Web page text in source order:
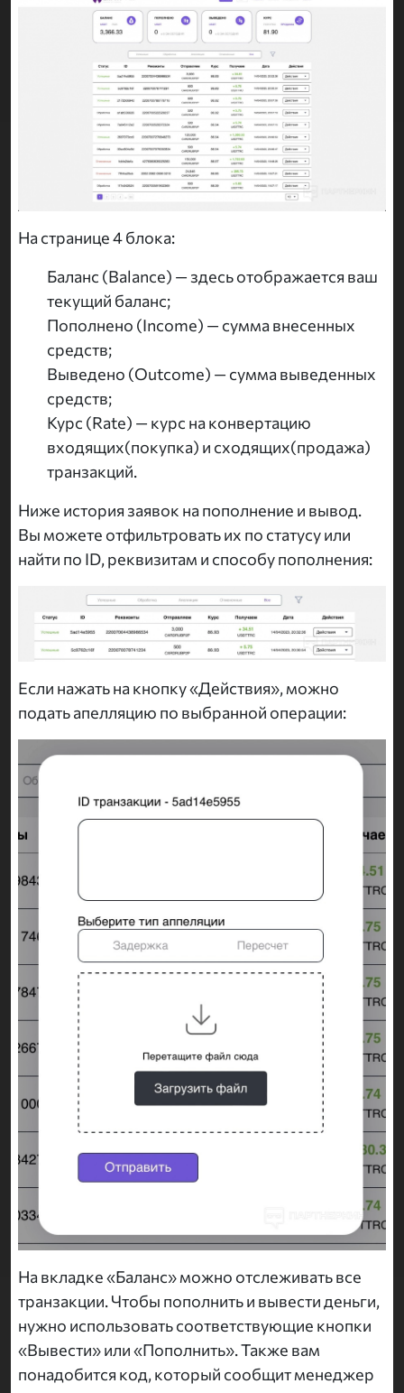
На странице 4 блока:
Баланс (Balance) — здесь отображается ваш
текущий баланс;
Пополнено (Income) — сумма внесенных
средств;
Выведено (Outcome) — сумма выведенных
средств;
Курс (Rate) — курс на конвертацию
входящих(покупка) и сходящих(продажа)
транзакций.
Ниже история заявок на пополнение и вывод.
Вы можете отфильтровать их по статусу или
найти по ID, реквизитам и способу пополнения:
Если нажать на кнопку «Действия», можно
подать апелляцию по выбранной операции:
На вкладке «Баланс» можно отслеживать все
транзакции. Чтобы пополнить и вывести деньги,
нужно использовать соответствующие кнопки
«Вывести» или «Пополнить». Также вам
понадобится код, который сообщит менеджер